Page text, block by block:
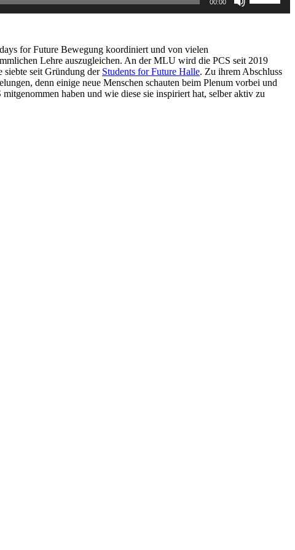
00:00
Hoch/
benutzen,
zu
regeln.
for Future Bewegung koordiniert und von vielen
Lehre auszugleichen. An der MLU wird die PCS seit 2019
siebte seit Gründung der Students for Future Halle. Zu ihrem Abschluss
denn einige neue Menschen schauten beim Plenum vorbei und
haben und wie diese sie inspiriert hat, selber aktiv zu